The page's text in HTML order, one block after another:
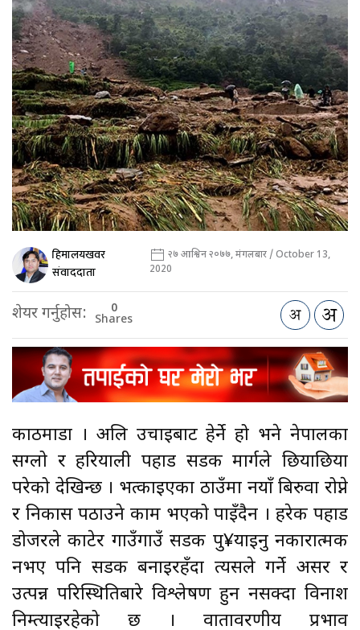
हिमालयखवर
संवाददाता
२७ आश्विन २०७७, मंगलबार / October 13,
2020
शेयर गर्नुहोस: 0
Shares
काठमाडौँ । अलि उचाइबाट हेर्ने हो भने नेपालका
सग्लो र हरियाली पहाड सडक मार्गले छियाछिया
परेको देखिन्छ । भत्काइएका ठाउँमा नयाँ बिरुवा रोप्ने
र निकास पठाउने काम भएको पाइँदैन । हरेक पहाड
डोजरले काटेर गाउँगाउँ सडक पु¥याइनु नकारात्मक
नभए पनि सडक बनाइरहँदा त्यसले गर्ने असर र
उत्पन्न परिस्थितिबारे विश्लेषण हुन नसक्दा विनाश
निम्त्याइरहेको छ । वातावरणीय प्रभाव